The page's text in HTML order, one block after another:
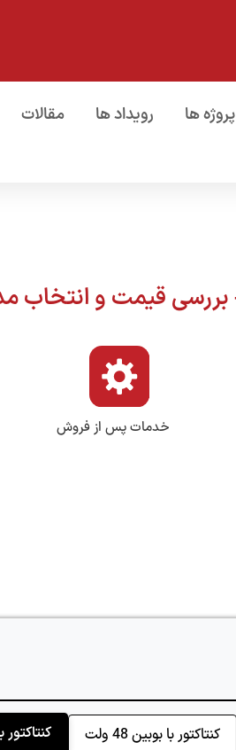
پروژه ها رویداد ها مقالات
خدمات پس از فروش
کنتاکتور با بوبین 48 ولت
کنتاکتور با